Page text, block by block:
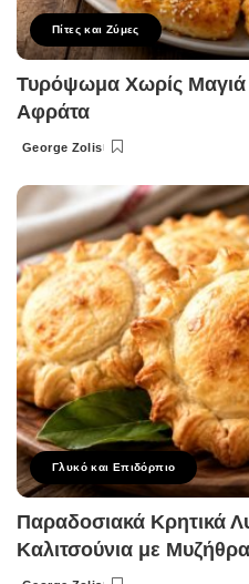
Πίτες και Ζύμες
Τυρόψωμα Χωρίς Μαγιά
Αφράτα
Posted
George Zolis
Γλυκό και Επιδόρπιο
Παραδοσιακά Κρητικά
Καλιτσούνια με Μυζήθρα